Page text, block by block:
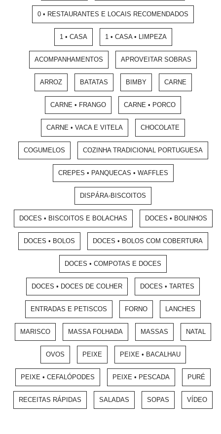
0 • RESTAURANTES E LOCAIS RECOMENDADOS
1 • CASA 1 • CASA • LIMPEZA
ACOMPANHAMENTOS APROVEITAR SOBRAS
ARROZ BATATAS BIMBY CARNE
CARNE • FRANGO CARNE • PORCO
CARNE • VACA E VITELA CHOCOLATE
COGUMELOS COZINHA TRADICIONAL PORTUGUESA
CREPES • PANQUECAS • WAFFLES
DISPÁRA-BISCOITOS
DOCES • BISCOITOS E BOLACHAS DOCES • BOLINHOS
DOCES • BOLOS DOCES • BOLOS COM COBERTURA
DOCES • COMPOTAS E DOCES
DOCES • DOCES DE COLHER DOCES • TARTES
ENTRADAS E PETISCOS FORNO LANCHES
MARISCO MASSA FOLHADA MASSAS NATAL
OVOS PEIXE PEIXE • BACALHAU
PEIXE • CEFALÓPODES PEIXE • PESCADA PURÉ
RECEITAS RÁPIDAS SALADAS SOPAS VÍDEO